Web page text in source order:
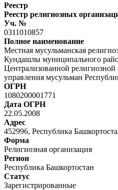
Реестр
Реестр религиозных
Уч. №
0311010857
Полное наименование
Местная мусульманская
Кундашлы муниципального
Централизованной
управления мусульман
ОГРН
1080200001771
Дата ОГРН
22.05.2008
Адрес
452996, Республика
Форма
Религиозная организация
Регион
Республика Башкортостан
Статус
Зарегистрированные